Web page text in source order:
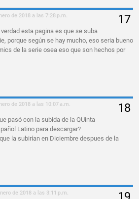
de 2018 a las 7:28 p.m.
esta pagina es que se suba
porque según se hay mucho, eso seria bueno
de la serie osea eso que son hechos por
de 2018 a las 10:07 a.m.
pasó con la subida de la QUinta
Latino para descargar?
la subirían en Diciembre despues de la
de 2018 a las 3:11 p.m.